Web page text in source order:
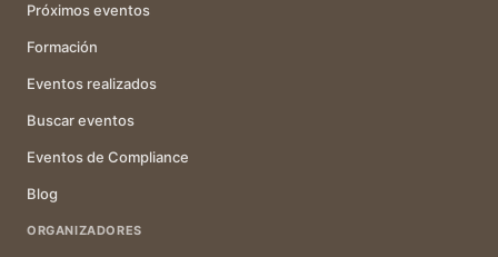
Próximos eventos
Formación
Eventos realizados
Buscar eventos
Eventos de Compliance
Blog
ORGANIZADORES